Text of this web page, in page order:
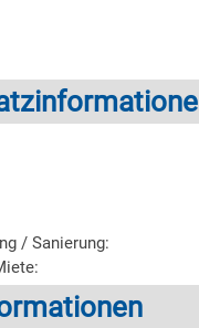
/ Sanierung: